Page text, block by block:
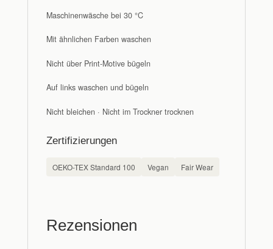
Maschinenwäsche bei 30 °C
Mit ähnlichen Farben waschen
Nicht über Print-Motive bügeln
Auf links waschen und bügeln
Nicht bleichen · Nicht im Trockner trocknen
Zertifizierungen
OEKO-TEX Standard 100 Vegan Fair Wear
Rezensionen